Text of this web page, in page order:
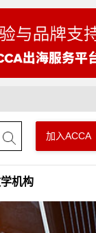
加入ACCA
机构